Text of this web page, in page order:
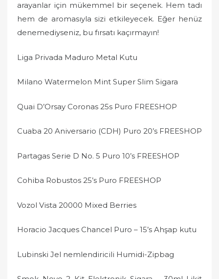
arayanlar için mükemmel bir seçenek. Hem tadı
hem de aromasıyla sizi etkileyecek. Eğer henüz
denemediyseniz, bu fırsatı kaçırmayın!
Liga Privada Maduro Metal Kutu
Milano Watermelon Mint Super Slim Sigara
Quai D’Orsay Coronas 25s Puro FREESHOP
Cuaba 20 Aniversario (CDH) Puro 20’s FREESHOP
Partagas Serie D No. 5 Puro 10’s FREESHOP
Cohiba Robustos 25’s Puro FREESHOP
Vozol Vista 20000 Mixed Berries
Horacio Jacques Chancel Puro – 15’s Ahşap kutu
Lubinski Jel nemlendiricili Humidi-Zipbag